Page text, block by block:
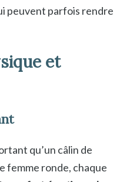
peuvent parfois rendre
et
qu’un câlin de
femme ronde, chaque